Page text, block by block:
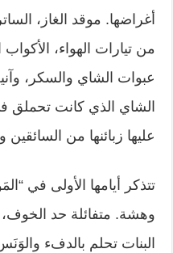
أغراضها. موقد الغاز،
من تيارات الهواء،
عبوات الشاي والسكر،
الشاي الذي كانت تحملق
عليها زبائنها من
تتذكر أيامها الأولى في
وهشة. متفائلة حد
البنات تحلم بالدفء